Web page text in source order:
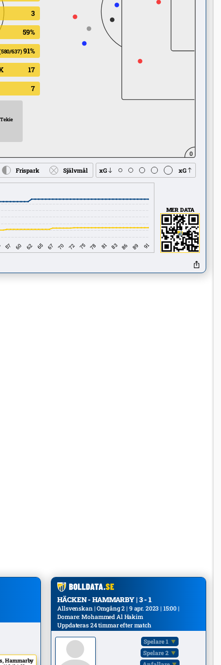
3
59%
637)91%
17
7
0
Frispark Självmål xG xG
MER DATA
Hammarby
HÄCKEN - HAMMARBY | 3 - 1
Allsvenskan | Omgång 2 | 9 apr. 2023 | 15:00 |
Domare: Mohammed Al Hakim
Uppdateras 24 timmar efter match
Spelare 1
Spelare 2